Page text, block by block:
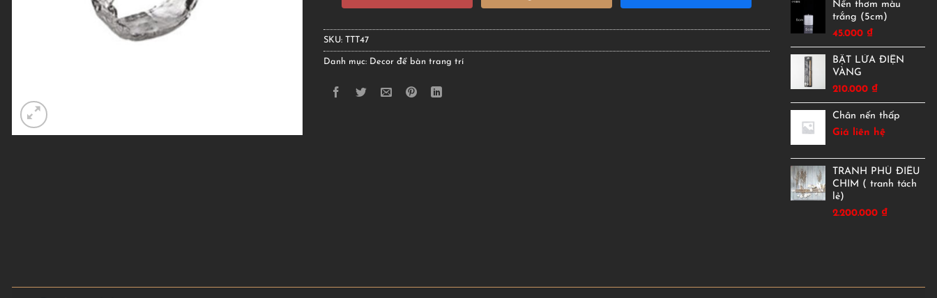
SKU: TTT47
Danh mục: Decor để bàn trang trí
Nến thơm màu
trắng (5cm)
45.000 ₫
BẬT LỬA ĐIỆN
VÀNG
210.000 ₫
Chân nến thấp
Giá liên hệ
TRANH PHÙ ĐIÊU
CHIM ( tranh tách
lẻ)
2.200.000 ₫